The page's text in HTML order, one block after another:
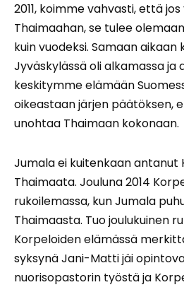
2011, koimme vahvasti, että
Thaimaahan, se tulee
kuin vuodeksi. Samaan aikaan
Jyväskylässä oli alkamassa
keskitymme elämään
oikeastaan järjen päätöksen,
unohtaa Thaimaan kokonaan.
Jumala ei kuitenkaan antanut
Thaimaata. Jouluna 2014
rukoilemassa, kun Jumala
Thaimaasta. Tuo joulukuinen
Korpeloiden elämässä
syksynä Jani-Matti jäi
nuorisopastorin työstä ja